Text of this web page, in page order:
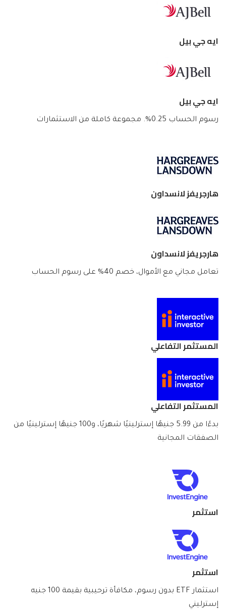
ايه جي بيل
ايه جي بيل
رسوم الحساب 0.25%. مجموعة كاملة من الاستثمارات
هارجريفز لانسداون
هارجريفز لانسداون
تعامل مجاني مع الأموال، خصم 40% على رسوم الحساب
المستثمر التفاعلي
المستثمر التفاعلي
بدءًا من 5.99 جنيهًا إسترلينيًا شهريًا، و100 جنيهًا إسترلينيًا من
الصفقات المجانية
استثمر
استثمر
استثمار ETF بدون رسوم، مكافأة ترحيبية بقيمة 100 جنيه
إسترليني